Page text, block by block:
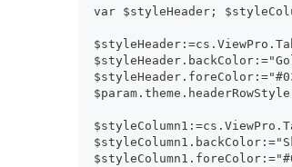
var $styleHeader;